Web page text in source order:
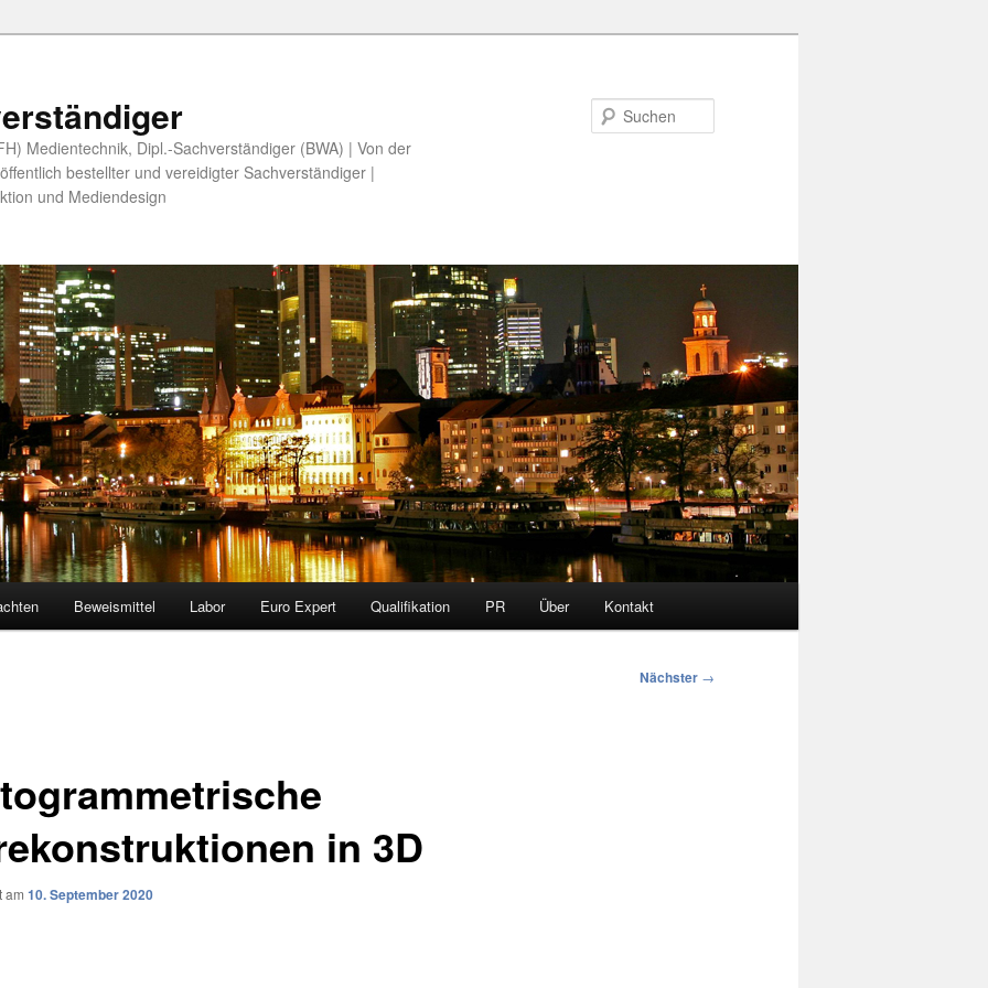
Medientechnik, Dipl.-Sachverständiger (BWA) | Von der
bestellter und vereidigter Sachverständiger |
und Mediendesign
Beweismittel Labor Euro Expert Qualifikation PR Über Kontakt
Nächster →
in 3D
am 10. September 2020